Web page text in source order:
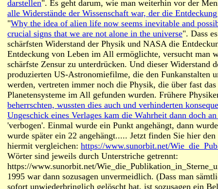
darstellen". Es geht darum, wie man weiterhin vor der
alle Widerstände der Wissenschaft war, der die
"Why the idea of alien life now seems inevitable and
crucial signs that we are not alone in the universe". Dass
schärfsten Widerstand der Physik und NASA die
Entdeckung von Leben im All ermöglichte, versucht
schärfste Zensur zu unterdrücken. Und dieser
produzierten US-Astronomiefilme, die den
werden, vertreten immer noch die Physik, die über fast
Planetensysteme im All gefunden wurden. Frühere
beherrschten, wussten dies auch und verhinderten
Ungeschick eines Verlages kam die Wahrheit dann doch
'verbogen'. Einmal wurde ein Punkt angehängt, dann
wurde später ein 22 angehängt..... Jetzt finden Sie hier
hiermit vergleichen: https://www.sunorbit.net/
Wörter sind jeweils durch Unterstriche getrennt:
https://www.sunorbit.net/
1995 war dann sozusagen unvermeidlich. (Dass man
sofort unwiederbringlich gelöscht hat, ist sozusagen ein